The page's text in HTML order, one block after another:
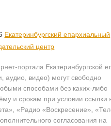
Екатеринбургский епархиальный
центр
портала Екатеринбургской
аудио, видео) могут свободно
способами без каких-либо
и срокам при условии ссылки
«Радио «Воскресение»,
согласования на